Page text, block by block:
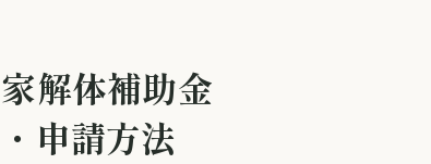
解体補助金
申請方法